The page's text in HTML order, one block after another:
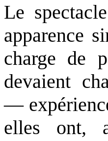
Le
apparence
charge de
devaient
—
elles ont,